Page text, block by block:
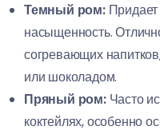
Темный ром:Придает
насыщенность.
согревающих
или шоколадом.
Пряный ром:Часто
коктейлях, особенно